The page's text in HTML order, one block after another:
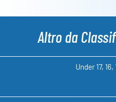
Altro da
Under 17, 16,